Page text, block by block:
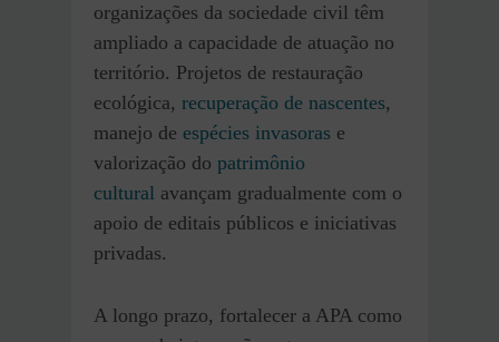
organizações da sociedade civil têm
ampliado a capacidade de atuação no
território. Projetos de restauração
ecológica, recuperação de nascentes,
manejo de espécies invasoras e
valorização do patrimônio
cultural avançam gradualmente com o
apoio de editais públicos e iniciativas
privadas.
A longo prazo, fortalecer a APA como